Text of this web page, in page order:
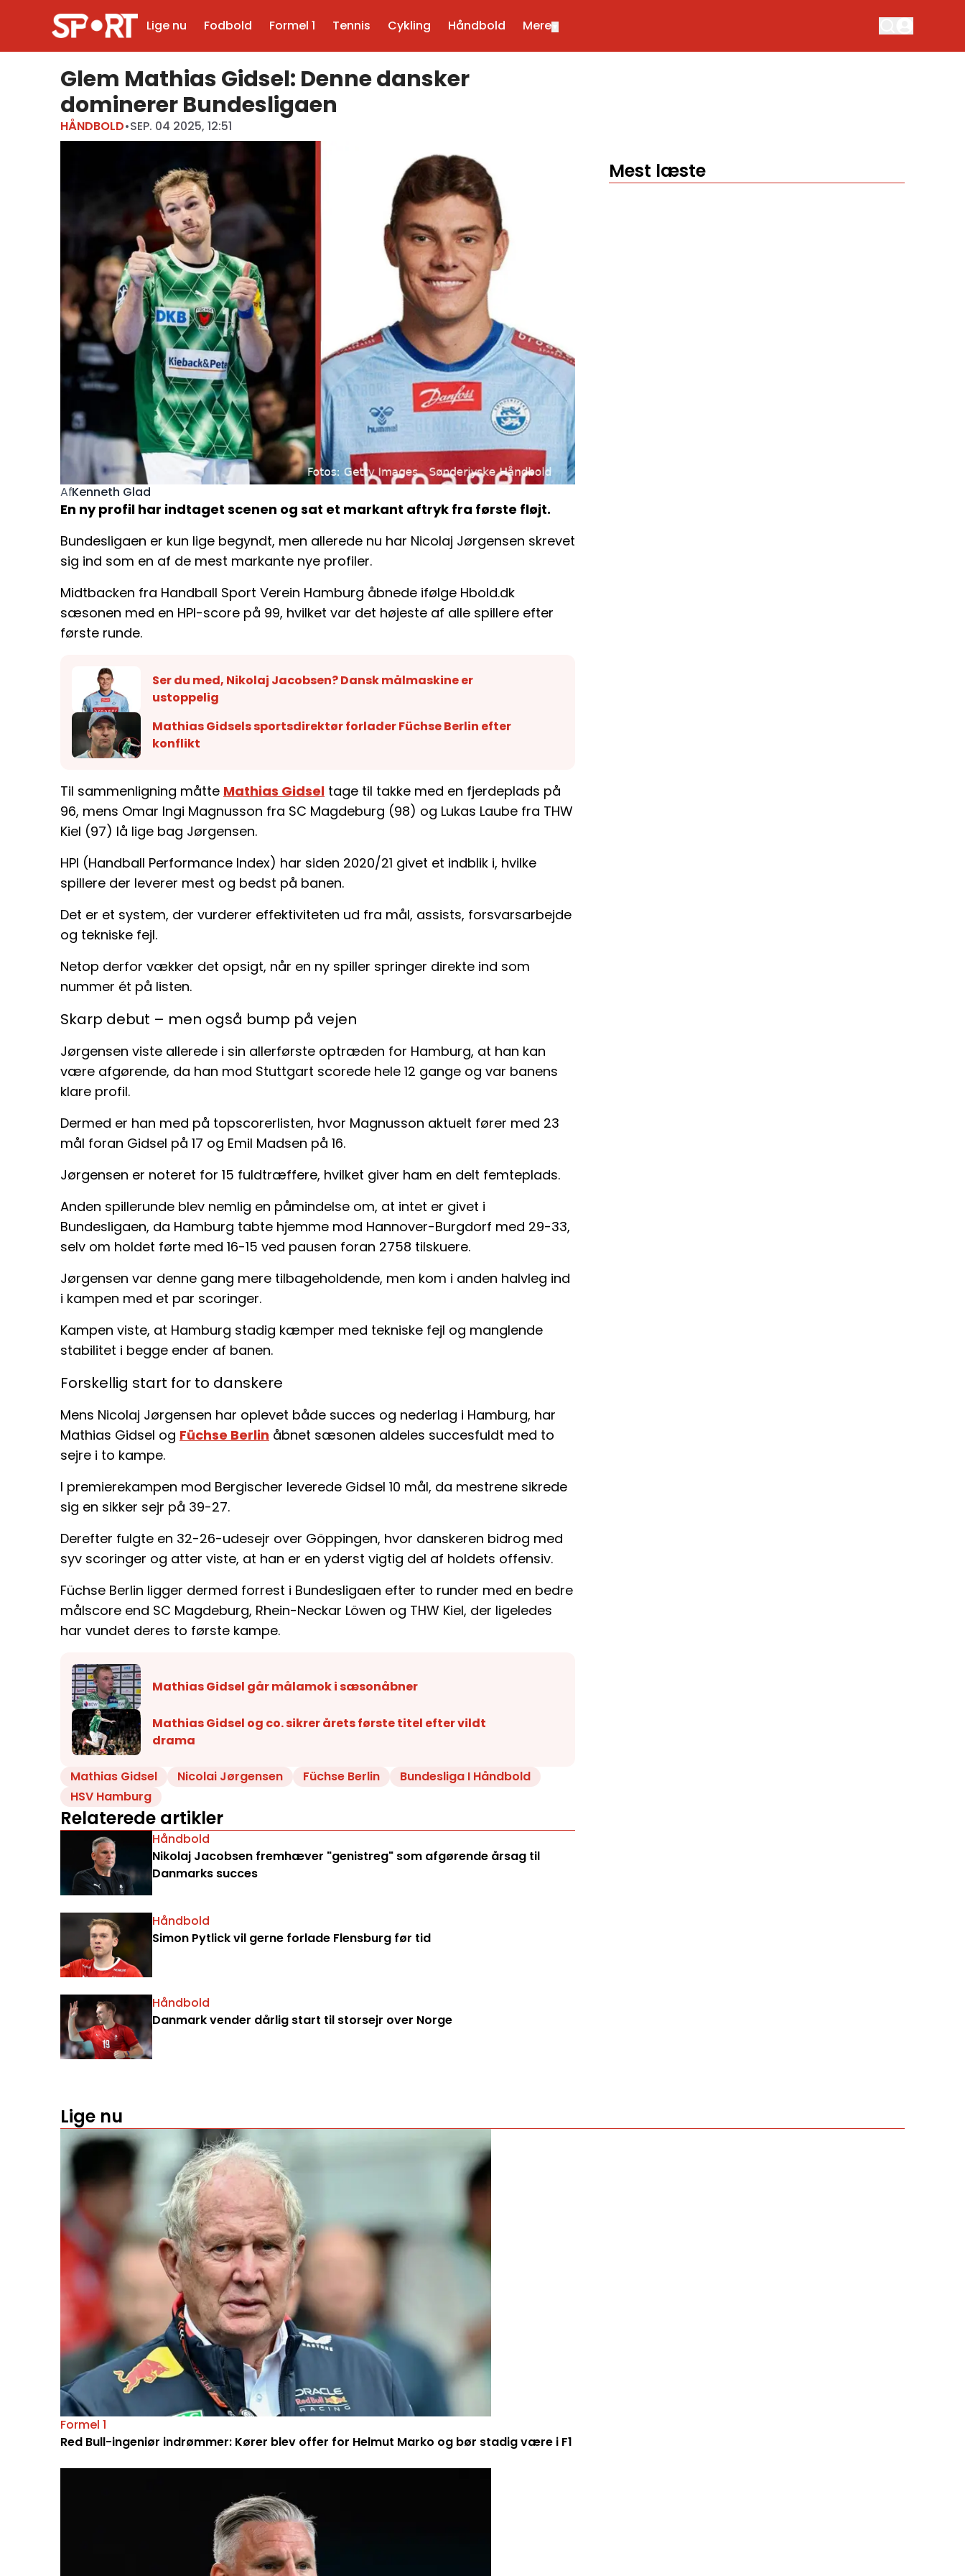
Lige nu Fodbold Formel 1 Tennis Cykling Håndbold Mere
Glem Mathias Gidsel: Denne dansker
dominerer Bundesligaen
HÅNDBOLD•SEP. 04 2025, 12:51
AfKenneth Glad
En ny profil har indtaget scenen og sat et markant aftryk fra første fløjt.
Bundesligaen er kun lige begyndt, men allerede nu har Nicolaj Jørgensen skrevet
sig ind som en af de mest markante nye profiler.
Midtbacken fra Handball Sport Verein Hamburg åbnede ifølge Hbold.dk
sæsonen med en HPI-score på 99, hvilket var det højeste af alle spillere efter
første runde.
Ser du med, Nikolaj Jacobsen? Dansk målmaskine er
ustoppelig
Mathias Gidsels sportsdirektør forlader Füchse Berlin efter
konflikt
Til sammenligning måtte Mathias Gidsel tage til takke med en fjerdeplads på
96, mens Omar Ingi Magnusson fra SC Magdeburg (98) og Lukas Laube fra THW
Kiel (97) lå lige bag Jørgensen.
HPI (Handball Performance Index) har siden 2020/21 givet et indblik i, hvilke
spillere der leverer mest og bedst på banen.
Det er et system, der vurderer effektiviteten ud fra mål, assists, forsvarsarbejde
og tekniske fejl.
Netop derfor vækker det opsigt, når en ny spiller springer direkte ind som
nummer ét på listen.
Skarp debut – men også bump på vejen
Jørgensen viste allerede i sin allerførste optræden for Hamburg, at han kan
være afgørende, da han mod Stuttgart scorede hele 12 gange og var banens
klare profil.
Dermed er han med på topscorerlisten, hvor Magnusson aktuelt fører med 23
mål foran Gidsel på 17 og Emil Madsen på 16.
Jørgensen er noteret for 15 fuldtræffere, hvilket giver ham en delt femteplads.
Anden spillerunde blev nemlig en påmindelse om, at intet er givet i
Bundesligaen, da Hamburg tabte hjemme mod Hannover-Burgdorf med 29-33,
selv om holdet førte med 16-15 ved pausen foran 2758 tilskuere.
Jørgensen var denne gang mere tilbageholdende, men kom i anden halvleg ind
i kampen med et par scoringer.
Kampen viste, at Hamburg stadig kæmper med tekniske fejl og manglende
stabilitet i begge ender af banen.
Forskellig start for to danskere
Mens Nicolaj Jørgensen har oplevet både succes og nederlag i Hamburg, har
Mathias Gidsel og Füchse Berlin åbnet sæsonen aldeles succesfuldt med to
sejre i to kampe.
I premierekampen mod Bergischer leverede Gidsel 10 mål, da mestrene sikrede
sig en sikker sejr på 39-27.
Derefter fulgte en 32-26-udesejr over Göppingen, hvor danskeren bidrog med
syv scoringer og atter viste, at han er en yderst vigtig del af holdets offensiv.
Füchse Berlin ligger dermed forrest i Bundesligaen efter to runder med en bedre
målscore end SC Magdeburg, Rhein-Neckar Löwen og THW Kiel, der ligeledes
har vundet deres to første kampe.
Mathias Gidsel går målamok i sæsonåbner
Mathias Gidsel og co. sikrer årets første titel efter vildt
drama
Mathias Gidsel Nicolai Jørgensen Füchse Berlin
Bundesliga I Håndbold
HSV Hamburg
Relaterede artikler
Håndbold
Nikolaj Jacobsen fremhæver "genistreg" som afgørende årsag til
Danmarks succes
Håndbold
Simon Pytlick vil gerne forlade Flensburg før tid
Håndbold
Danmark vender dårlig start til storsejr over Norge
Mest læste
Lige nu
Formel 1
Red Bull-ingeniør indrømmer: Kører blev offer for Helmut Marko og bør stadig være i F1